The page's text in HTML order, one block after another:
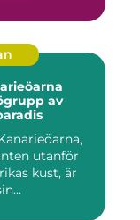
av
utanför
kust, är